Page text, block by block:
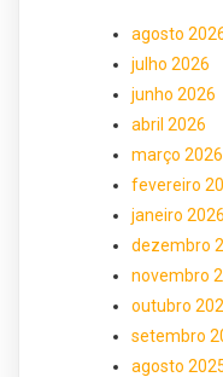
agosto
julho 2026
junho 2026
abril 2026
março 2026
fevereiro
janeiro 2026
dezembro
novembro
outubro
setembro
agosto